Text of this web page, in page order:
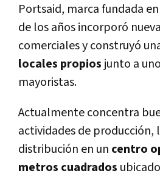
Portsaid, marca fundada
de los años incorporó
comerciales y construyó
locales propios junto a
mayoristas.
Actualmente concentra
actividades de producción,
distribución en un centro
metros cuadrados